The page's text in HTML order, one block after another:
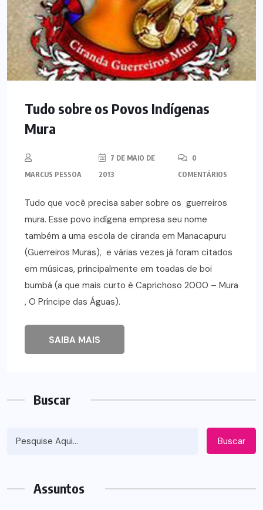
Tudo sobre os Povos Indígenas
Mura
MARCUS PESSOA
7 DE MAIO DE
2013
0
COMENTÁRIOS
Tudo que você precisa saber sobre os guerreiros
mura. Esse povo indígena empresa seu nome
também a uma escola de ciranda em Manacapuru
(Guerreiros Muras), e várias vezes já foram citados
em músicas, principalmente em toadas de boi
bumbá (a que mais curto é Caprichoso 2000 – Mura
, O Príncipe das Águas).
SAIBA MAIS
Buscar
Buscar
Assuntos